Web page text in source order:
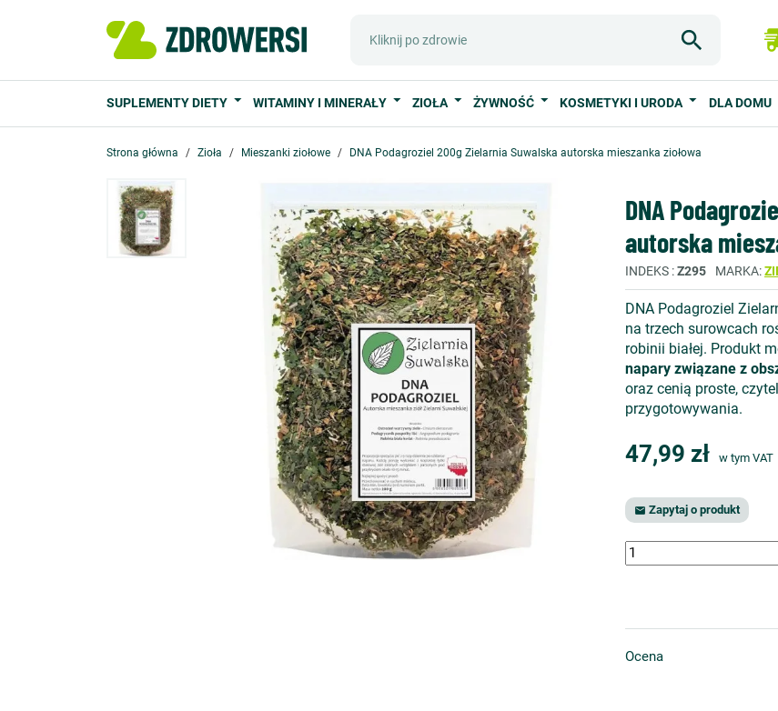
SUPLEMENTY DIETY WITAMINY I MINERAŁY ZIOŁA ŻYWNOŚĆ KOSMETYKI I URODA DLA DOMU
Strona główna Zioła Mieszanki ziołowe DNA Podagroziel 200g Zielarnia Suwalska autorska mieszanka ziołowa
DNA
autorska
INDEKS Z295 MARKA
DNA Podagroziel
na trzech surowcach
robinii białej. Produkt
napary związane z
oraz cenią proste,
przygotowywania.
47,99 zł w tym VAT
 Zapytaj o produkt
Ocena